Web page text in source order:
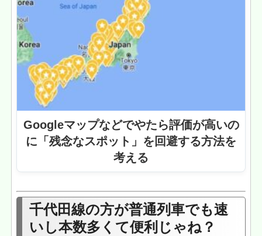
Googleマップなどでやたら評価が高いの
に「残念なスポット」を回避する方法を
考える
千代田線の方が普通列車でも速
いし本数多くて便利じゃね？